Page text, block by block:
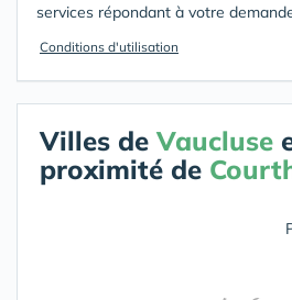
services répondant à votre
Conditions d'utilisation
Villes de Vaucluse
proximité de